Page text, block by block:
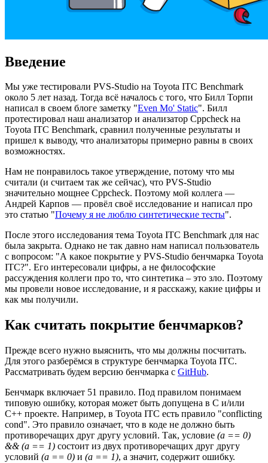
Введение
Мы уже тестировали PVS-Studio на Toyota ITC Benchmark
около 5 лет назад. Тогда всё началось с того, что Билл Торпи
написал в своем блоге заметку "Even Mo' Static". Билл
протестировал наш анализатор и анализатор Cppcheck на
Toyota ITC Benchmark, сравнил полученные результаты и
пришел к выводу, что анализаторы примерно равны в своих
возможностях.
Нам не понравилось такое утверждение, потому что мы
считали (и считаем так же сейчас), что PVS-Studio
значительно мощнее Cppcheck. Поэтому мой коллега —
Андрей Карпов — провёл своё исследование и написал про
это статью "Почему я не люблю синтетические тесты".
После этого исследования тема Toyota ITC Benchmark для нас
была закрыта. Однако не так давно нам написал пользователь
с вопросом: "А какое покрытие у PVS-Studio бенчмарка Toyota
ITС?". Его интересовали цифры, а не философские
рассуждения коллеги про то, что синтетика – это зло. Поэтому
мы провели новое исследование, и я расскажу, какие цифры и
как мы получили.
Как считать покрытие бенчмарков?
Прежде всего нужно выяснить, что мы должны посчитать.
Для этого разберёмся в структуре бенчмарка Toyota ITC.
Рассматривать будем версию бенчмарка с GitHub.
Бенчмарк включает 51 правило. Под правилом понимаем
типовую ошибку, которая может быть допущена в C и/или
C++ проекте. Например, в Toyota ITC есть правило "conflicting
cond". Это правило означает, что в коде не должно быть
противоречащих друг другу условий. Так, условие (a == 0)
&& (a == 1) состоит из двух противоречащих друг другу
условий (a == 0) и (a == 1), а значит, содержит ошибку.